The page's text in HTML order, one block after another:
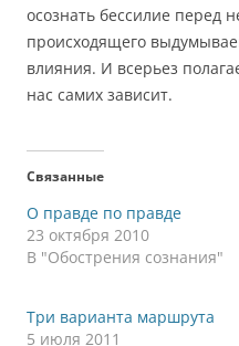
осознать бессилие перед
происходящего
влияния. И всерьез
нас самих зависит.
Связанные
О правде по правде
23 октября 2010
В "Обострения сознания"
Три варианта маршрута
5 июля 2011